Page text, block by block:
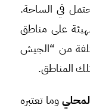
في الساحة.
على مناطق
من “الجيش
المناطق.
وما تعتبره